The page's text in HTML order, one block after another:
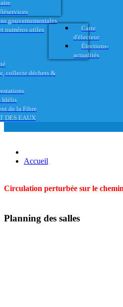
gouvernementales
numéros utiles
Carte
d'électeur
Élections-
actualités
collecte déchets &
Idélis
de la Fibre
DES EAUX
Accueil
Circulation perturbée sur le
Planning des salles